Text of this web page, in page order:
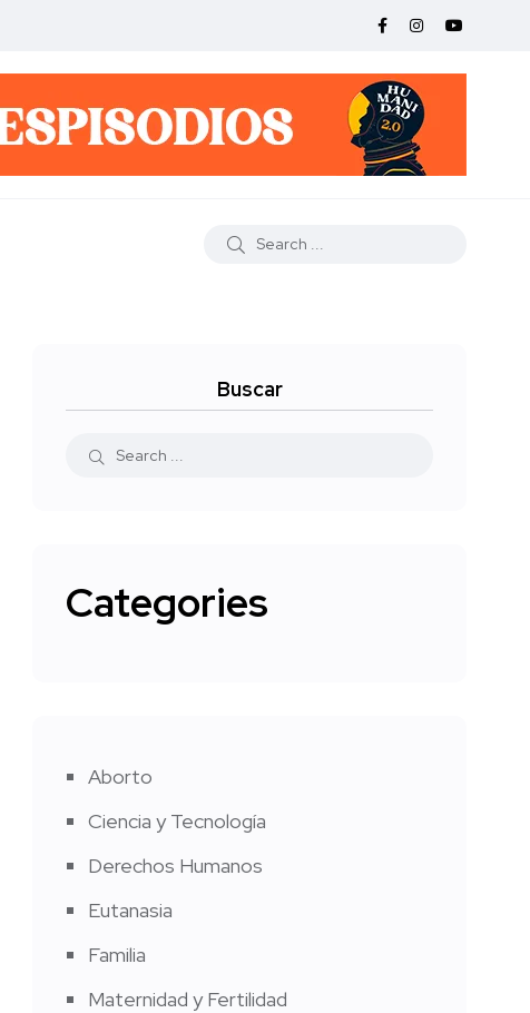
Buscar
Categories
Aborto
Ciencia y Tecnología
Derechos Humanos
Eutanasia
Familia
Maternidad y Fertilidad